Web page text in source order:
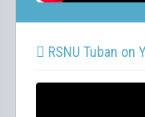
RSNU Tuban on